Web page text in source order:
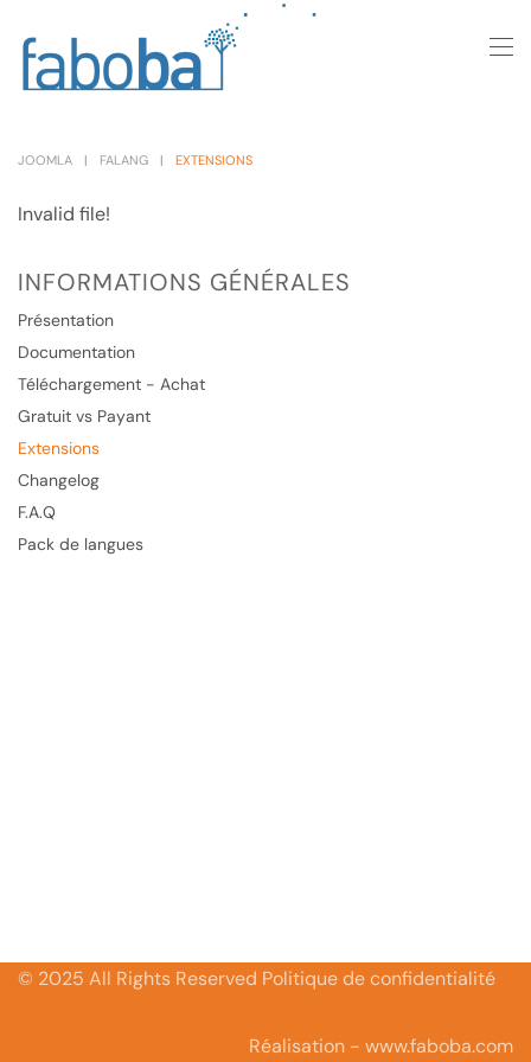
Skip to main content
JOOMLA FALANG EXTENSIONS
Invalid file!
INFORMATIONS GÉNÉRALES
Présentation
Documentation
Téléchargement - Achat
Gratuit vs Payant
Extensions
Changelog
F.A.Q
Pack de langues
© 2025 All Rights Reserved Politique de confidentialité
Réalisation - www.faboba.com